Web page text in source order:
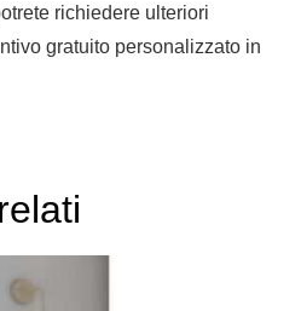
richiedere ulteriori
gratuito personalizzato in